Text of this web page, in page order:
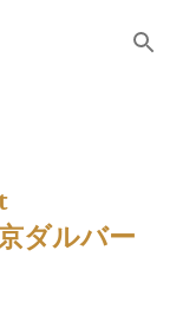
ンツに移動
ダルバー